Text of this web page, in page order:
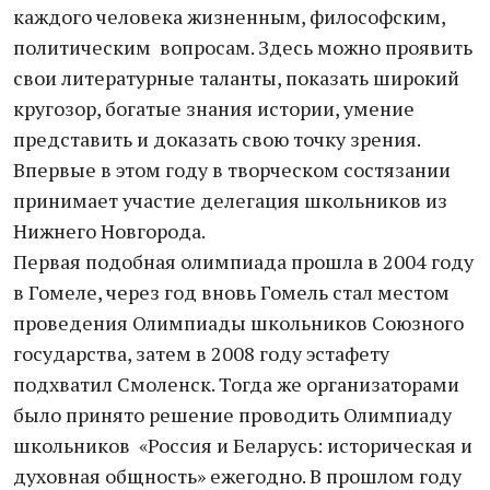
каждого человека жизненным, философским,
политическим вопросам. Здесь можно проявить
свои литературные таланты, показать широкий
кругозор, богатые знания истории, умение
представить и доказать свою точку зрения.
Впервые в этом году в творческом состязании
принимает участие делегация школьников из
Нижнего Новгорода.
Первая подобная олимпиада прошла в 2004 году
в Гомеле, через год вновь Гомель стал местом
проведения Олимпиады школьников Союзного
государства, затем в 2008 году эстафету
подхватил Смоленск. Тогда же организаторами
было принято решение проводить Олимпиаду
школьников «Россия и Беларусь: историческая и
духовная общность» ежегодно. В прошлом году